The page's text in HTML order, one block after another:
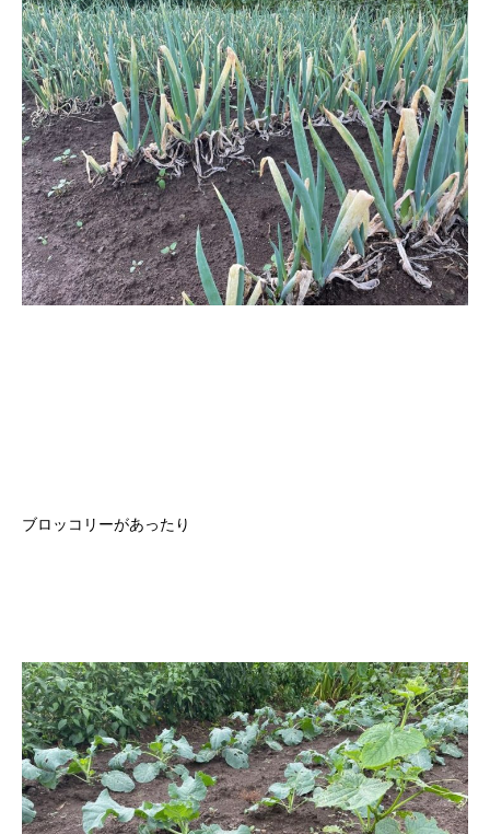
ブロッコリーがあったり